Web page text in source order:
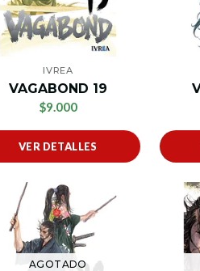
IVREA
VAGABOND 19
$9.000
VER DETALLES
AGOTADO